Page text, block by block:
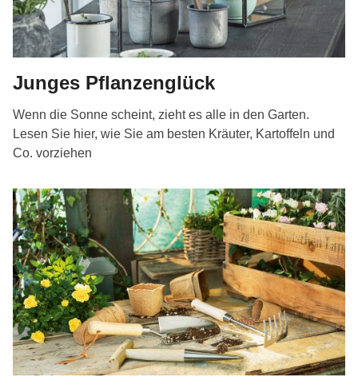
Junges Pflanzenglück
Wenn die Sonne scheint, zieht es alle in den Garten.
Lesen Sie hier, wie Sie am besten Kräuter, Kartoffeln und
Co. vorziehen